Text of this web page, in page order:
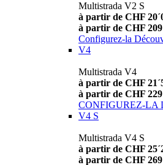
Multistrada V2 S
à partir de CHF
à partir de CHF
Configurez-la
V4
Multistrada V4
à partir de CHF
à partir de CHF
CONFIGUREZ-LA
V4 S
Multistrada V4 S
à partir de CHF
à partir de CHF